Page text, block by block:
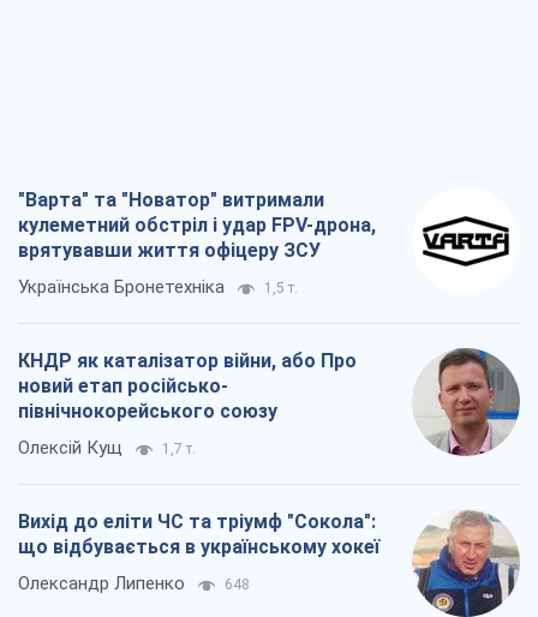
"Варта" та "Новатор" витримали
кулеметний обстріл і удар FPV-дрона,
врятувавши життя офіцеру ЗСУ
Українська Бронетехніка 1,5 т.
КНДР як каталізатор війни, або Про
новий етап російсько-
північнокорейського союзу
Олексій Кущ 1,7 т.
Вихід до еліти ЧС та тріумф "Сокола":
що відбувається в українському хокеї
Олександр Липенко 648